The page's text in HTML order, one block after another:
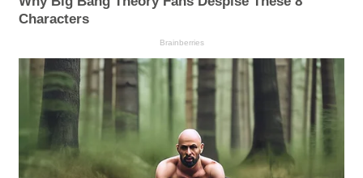
Characters
Brainberries